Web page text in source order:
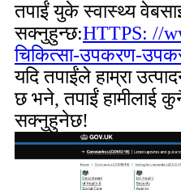
तपाईं युके स्वास्थ्य
सक्नुहुन्छ:HTTPS: //
चिकित्सा-उपकरण-
यदि तपाईंले हाम्रा
छ भने, तपाईं हामीलाई
सक्नुहुनेछ!